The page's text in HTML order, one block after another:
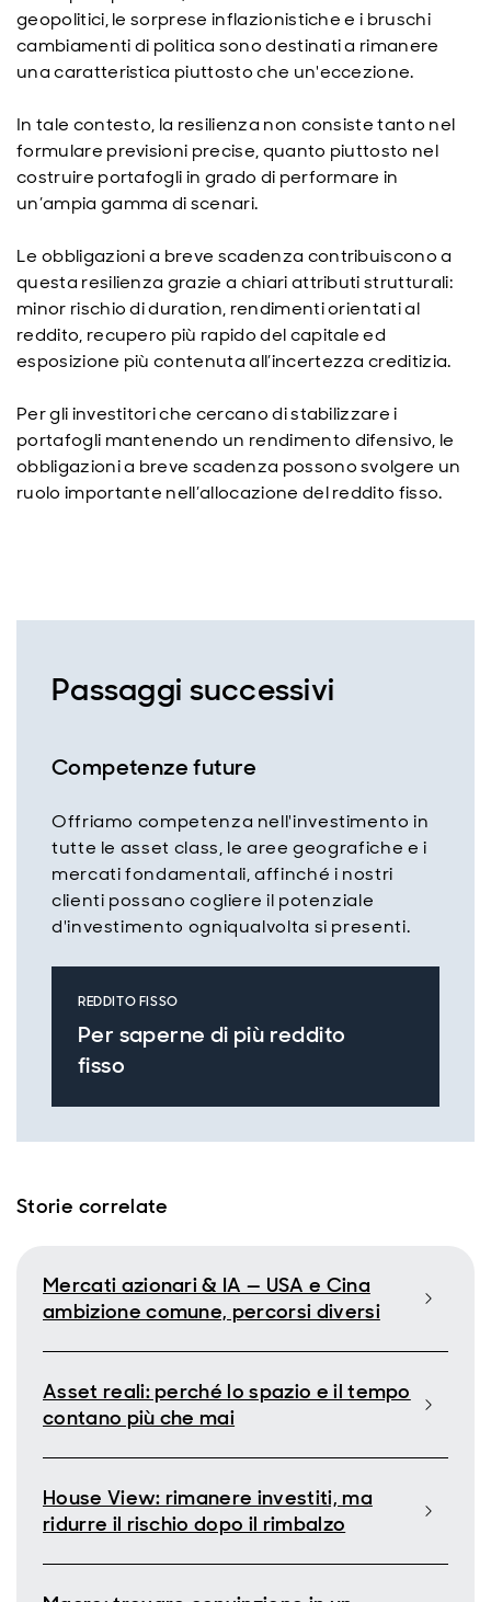
geopolitici, le sorprese inflazionistiche e i bruschi
cambiamenti di politica sono destinati a rimanere
una caratteristica piuttosto che un'eccezione.
In tale contesto, la resilienza non consiste tanto nel
formulare previsioni precise, quanto piuttosto nel
costruire portafogli in grado di performare in
un’ampia gamma di scenari.
Le obbligazioni a breve scadenza contribuiscono a
questa resilienza grazie a chiari attributi strutturali:
minor rischio di duration, rendimenti orientati al
reddito, recupero più rapido del capitale ed
esposizione più contenuta all’incertezza creditizia.
Per gli investitori che cercano di stabilizzare i
portafogli mantenendo un rendimento difensivo, le
obbligazioni a breve scadenza possono svolgere un
ruolo importante nell’allocazione del reddito fisso.
Passaggi successivi
Competenze future
Offriamo competenza nell'investimento in
tutte le asset class, le aree geografiche e i
mercati fondamentali, affinché i nostri
clienti possano cogliere il potenziale
d'investimento ogniqualvolta si presenti.
REDDITO FISSO
Per saperne di più reddito
fisso
Storie correlate
Mercati azionari & IA — USA e Cina
ambizione comune, percorsi diversi
Asset reali: perché lo spazio e il tempo
contano più che mai
House View: rimanere investiti, ma
ridurre il rischio dopo il rimbalzo